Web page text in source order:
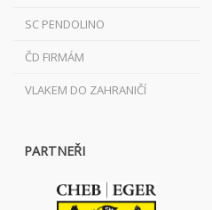
SC PENDOLINO
ČD FIRMÁM
VLAKEM DO ZAHRANIČÍ
PARTNEŘI